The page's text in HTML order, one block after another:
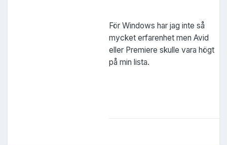
För Windows har jag inte så
mycket erfarenhet men Avid
eller Premiere skulle vara högt
på min lista.